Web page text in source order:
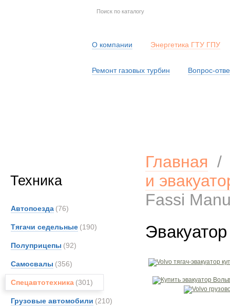
О компании Энергетика ГТУ ГПУ
Ремонт газовых турбин Вопрос-
Техника
Автопоезда (76)
Тягачи седельные (190)
Полуприцепы (92)
Самосвалы (356)
Спецавтотехника (301)
Грузовые автомобили (210)
Главная
и
Fassi